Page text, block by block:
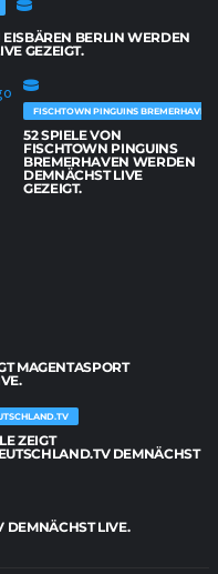
EISBÄREN BERLIN WERDEN
GEZEIGT.
FISCHTOWN PINGUINS BREMERHAVEN
52 SPIELE VON
FISCHTOWN PINGUINS
BREMERHAVEN WERDEN
DEMNÄCHST LIVE
GEZEIGT.
MAGENTASPORT
ZEIGT
DEMNÄCHST
DEMNÄCHST LIVE.